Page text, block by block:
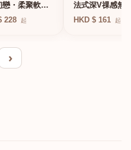
戀・柔聚軟鋼
內衣
228 起
法式深V祼感無
凍軟支撐條無鋼
HKD $ 161 起
›